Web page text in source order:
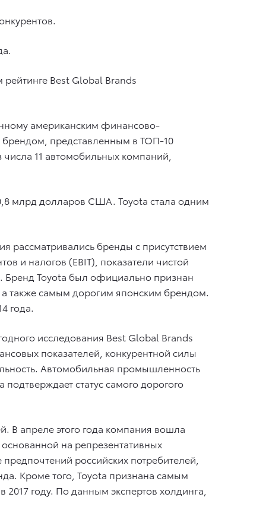
Best Global Brands
американским финансово-
брендом, представленным в ТОП-10
11 автомобильных компаний,
млрд долларов США. Toyota стала одним
рассматривались бренды с присутствием
и налогов (EBIT), показатели чистой
Бренд Toyota был официально признан
также самым дорогим японским брендом.
года.
исследования Best Global Brands
показателей, конкурентной силы
Автомобильная промышленность
статус самого дорогого
В апреле этого года компания вошла
на репрезентативных
российских потребителей,
Кроме того, Toyota признана самым
году. По данным экспертов холдинга,